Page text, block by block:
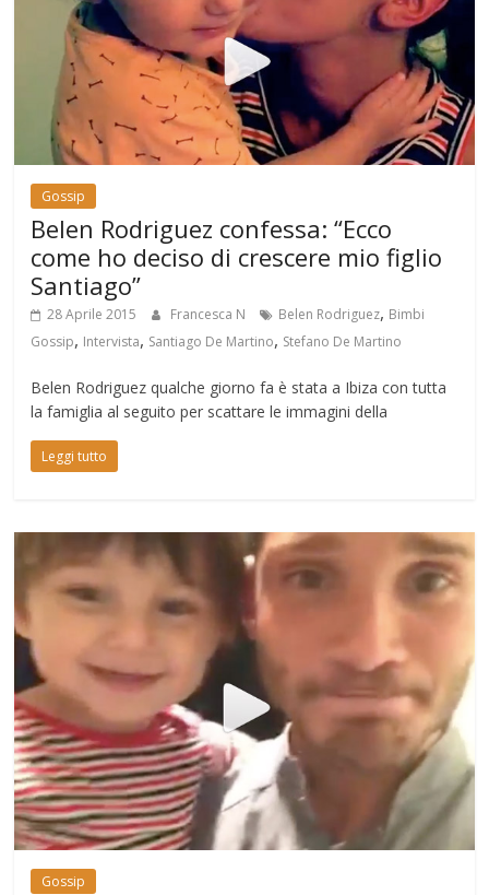
Gossip
Belen Rodriguez confessa: “Ecco
come ho deciso di crescere mio figlio
Santiago”
28 Aprile 2015 Francesca N Belen Rodriguez, Bimbi
Gossip, Intervista, Santiago De Martino, Stefano De Martino
Belen Rodriguez qualche giorno fa è stata a Ibiza con tutta
la famiglia al seguito per scattare le immagini della
Leggi tutto
Gossip